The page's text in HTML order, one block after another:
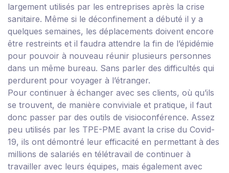
largement utilisés par les entreprises après la crise
sanitaire. Même si le déconfinement a débuté il y a
quelques semaines, les déplacements doivent encore
être restreints et il faudra attendre la fin de l’épidémie
pour pouvoir à nouveau réunir plusieurs personnes
dans un même bureau. Sans parler des difficultés qui
perdurent pour voyager à l’étranger.
Pour continuer à échanger avec ses clients, où qu’ils
se trouvent, de manière conviviale et pratique, il faut
donc passer par des outils de visioconférence. Assez
peu utilisés par les TPE-PME avant la crise du Covid-
19, ils ont démontré leur efficacité en permettant à des
millions de salariés en télétravail de continuer à
travailler avec leurs équipes, mais également avec